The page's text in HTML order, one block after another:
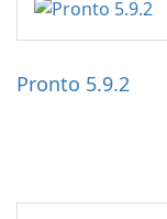
and a liberal outlook
embraces diverse
Pronto 5.9.2